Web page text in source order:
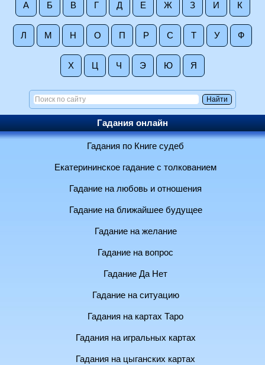
А Б В Г Д Е Ж З И К
Л М Н О П Р С Т У Ф
Х Ц Ч Э Ю Я
Гадания онлайн
Гадания по Книге судеб
Екатерининское гадание с толкованием
Гадание на любовь и отношения
Гадание на ближайшее будущее
Гадание на желание
Гадание на вопрос
Гадание Да Нет
Гадание на ситуацию
Гадания на картах Таро
Гадания на игральных картах
Гадания на цыганских картах